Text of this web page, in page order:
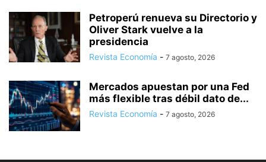
Petroperú renueva su Directorio y
Oliver Stark vuelve a la
presidencia
Revista Economía - 7 agosto, 2026
Mercados apuestan por una Fed
más flexible tras débil dato de...
Revista Economía - 7 agosto, 2026